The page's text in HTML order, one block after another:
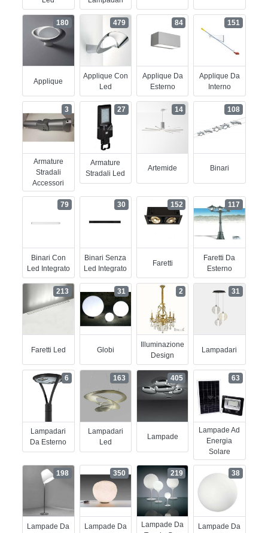
Applique
180
Applique Con
Led
479
Applique Da
Esterno
84
Applique Da
Interno
151
Armature
Stradali
Accessori
3
Armature
Stradali Led
27
Artemide
14
Binari
108
Binari Con
Led Integrato
79
Binari Senza
Led Integrato
30
Faretti
152
Faretti Da
Esterno
117
Faretti Led
213
Globi
31
Illuminazione
Design
2
Lampadari
31
Lampadari
Da Esterno
6
Lampadari
Led
163
Lampade
405
Lampade Ad
Energia
Solare
63
Lampade Da
198
Lampade Da
350
Lampade Da
219
Lampade Da
38